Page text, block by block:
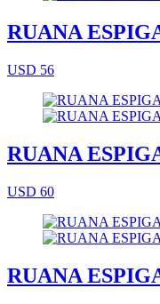
RUANA
USD 56
RUANA
USD 60
RUANA